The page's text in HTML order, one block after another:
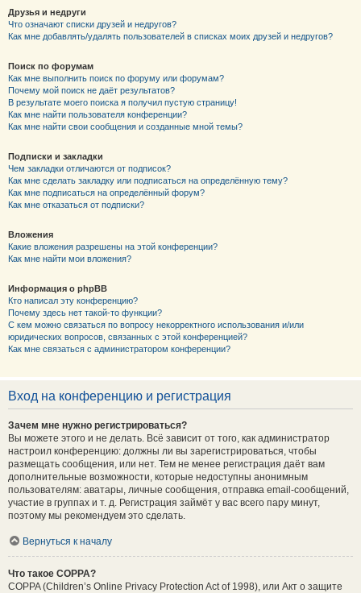
Друзья и недруги
Что означают списки друзей и недругов?
Как мне добавлять/удалять пользователей в списках моих друзей и недругов?
Поиск по форумам
Как мне выполнить поиск по форуму или форумам?
Почему мой поиск не даёт результатов?
В результате моего поиска я получил пустую страницу!
Как мне найти пользователя конференции?
Как мне найти свои сообщения и созданные мной темы?
Подписки и закладки
Чем закладки отличаются от подписок?
Как мне сделать закладку или подписаться на определённую тему?
Как мне подписаться на определённый форум?
Как мне отказаться от подписки?
Вложения
Какие вложения разрешены на этой конференции?
Как мне найти мои вложения?
Информация о phpBB
Кто написал эту конференцию?
Почему здесь нет такой-то функции?
С кем можно связаться по вопросу некорректного использования и/или
юридических вопросов, связанных с этой конференцией?
Как мне связаться с администратором конференции?
Вход на конференцию и регистрация
Зачем мне нужно регистрироваться?
Вы можете этого и не делать. Всё зависит от того, как администратор
настроил конференцию: должны ли вы зарегистрироваться, чтобы
размещать сообщения, или нет. Тем не менее регистрация даёт вам
дополнительные возможности, которые недоступны анонимным
пользователям: аватары, личные сообщения, отправка email-сообщений,
участие в группах и т. д. Регистрация займёт у вас всего пару минут,
поэтому мы рекомендуем это сделать.
Вернуться к началу
Что такое COPPA?
COPPA (Children’s Online Privacy Protection Act of 1998), или Акт о защите